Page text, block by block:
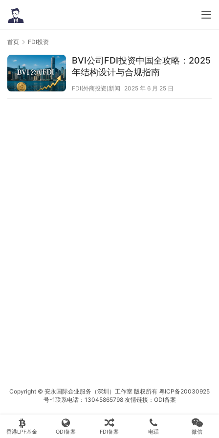
首页 FDI投资
BVI公司FDI投资中国全攻略：2025
年结构设计与合规指南
FDI(外商投资)新闻 2025 年 6 月 25 日
Copyright © 安永国际企业服务（深圳）工作室 版权所有 粤ICP备20030925
号-1联系电话：13045865798 友情链接： ODI备案
香港LPF基金 ODI备案 FDI备案 电话 微信